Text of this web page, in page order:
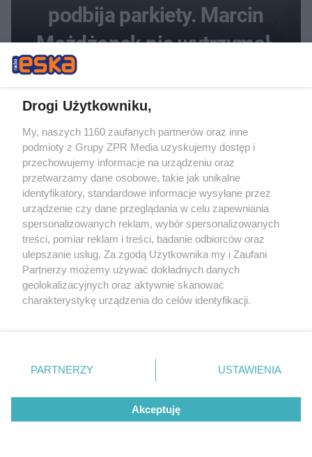
podbija parkiety. Marcin
Możdżonek nie wytrzymał:
"Skandaliczna sytuacja"
PIELĘGNACJA OGRODU
Zadbaj o to cięcie lawendy w
sierpniu. Wypuści mnóstwo
kwiatów
Drogi Użytkowniku,
My, naszych 1160 zaufanych partnerów oraz inne
podmioty z Grupy ZPR Media uzyskujemy dostęp i
przechowujemy informacje na urządzeniu oraz
przetwarzamy dane osobowe, takie jak unikalne
identyfikatory, standardowe informacje wysyłane przez
urządzenie czy dane przeglądania w celu zapewniania
spersonalizowanych reklam, wybór spersonalizowanych
treści, pomiar reklam i treści, badanie odbiorców oraz
ulepszanie usług. Za zgodą Użytkownika my i Zaufani
Partnerzy możemy używać dokładnych danych
geolokalizacyjnych oraz aktywnie skanować
charakterystykę urządzenia do celów identyfikacji.
zmienić/wycofać klikając przycisk ustawień prywatności
znajdujący się w lewym dolnym rogu strony
rodzaje przetwarzania danych nie wymagają zgody
użytkownika, ale masz prawo sprzeciwić się takiemu
przetwarzaniu. Preferencje będą miały zastosowanie tylko
PARTNERZY USTAWIENIA
Akceptuję